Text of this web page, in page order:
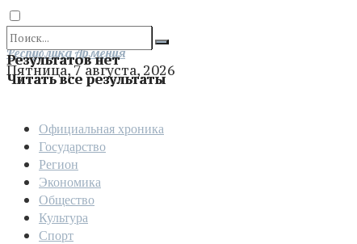
Результатов нет
Читать все результаты
Отправить
Республика Армения
Пятница, 7 августа, 2026
Официальная хроника
Государство
Регион
Экономика
Общество
Культура
Спорт